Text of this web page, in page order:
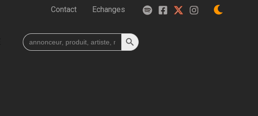
Contact Echanges
Search
for:
Search Button